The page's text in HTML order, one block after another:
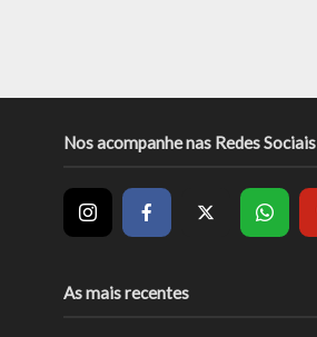
Nos acompanhe nas Redes Sociais
As mais recentes